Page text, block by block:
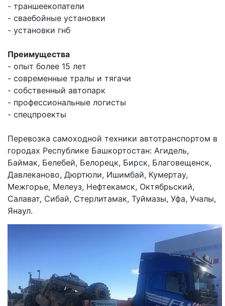
- траншеекопатели
- сваебойные установки
- установки гнб
Преимущества
- опыт более 15 лет
- современные тралы и тягачи
- собственный автопарк
- профессиональные логисты
- спецпроекты
Перевозка самоходной техники автотранспортом в
городах Республике Башкортостан: Агидель,
Баймак, Белебей, Белорецк, Бирск, Благовещенск,
Давлеканово, Дюртюли, Ишимбай, Кумертау,
Межгорье, Мелеуз, Нефтекамск, Октябрьский,
Салават, Сибай, Стерлитамак, Туймазы, Уфа, Учалы,
Янаул.